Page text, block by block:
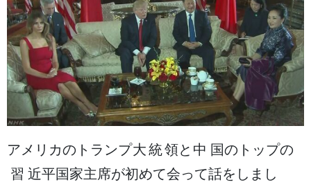
アメリカのトランプ大統領と 中国のトップの
習 近平国家主席が初めて会って話をしまし